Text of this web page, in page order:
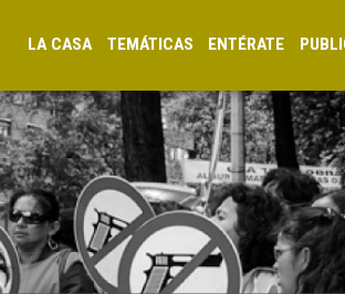
LA CASA TEMÁTICAS ENTÉRATE